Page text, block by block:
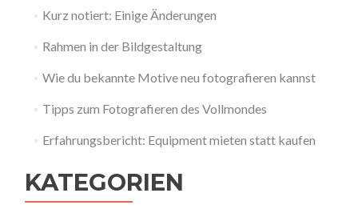
Kurz notiert: Einige Änderungen
Rahmen in der Bildgestaltung
Wie du bekannte Motive neu fotografieren kannst
Tipps zum Fotografieren des Vollmondes
Erfahrungsbericht: Equipment mieten statt kaufen
KATEGORIEN